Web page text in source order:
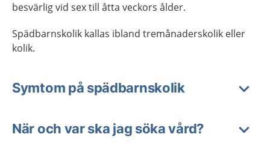
besvärlig vid sex till åtta veckors ålder.
Spädbarnskolik kallas ibland tremånaderskolik eller
kolik.
Symtom på spädbarnskolik
När och var ska jag söka vård?